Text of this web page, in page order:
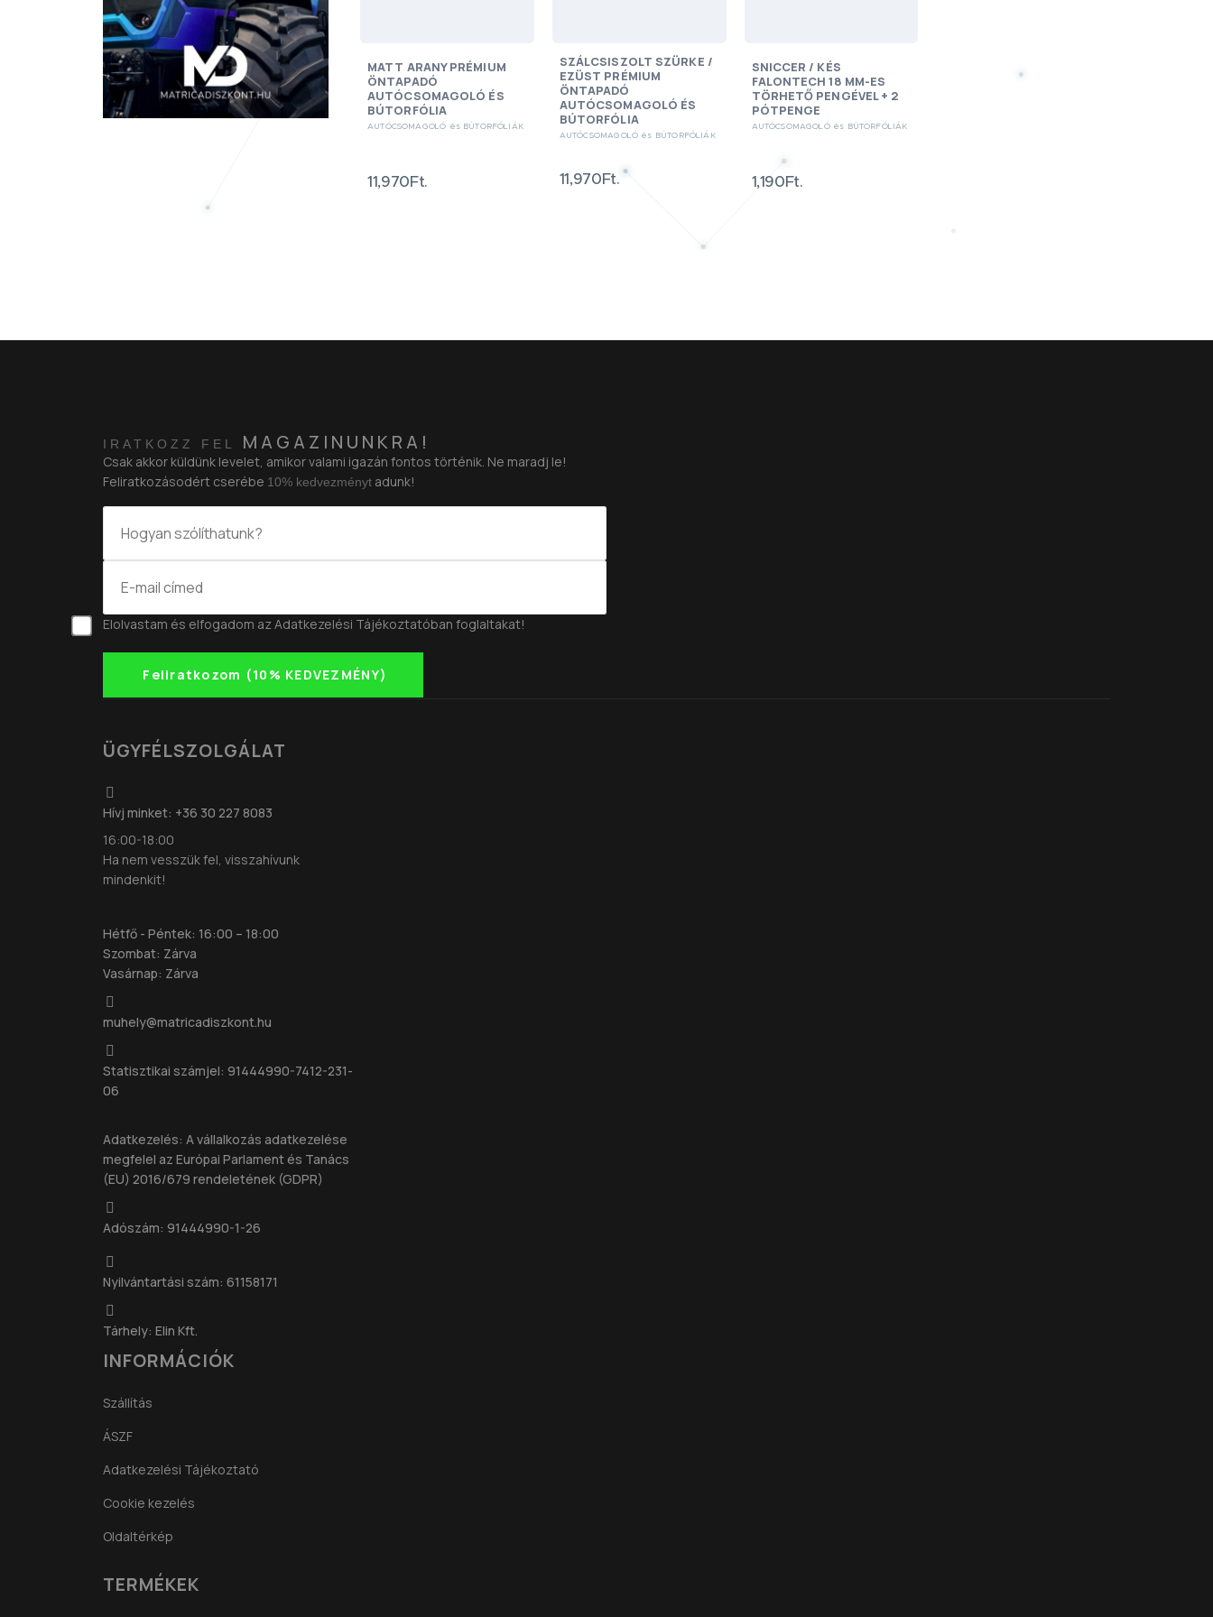
MATT ARANY PRÉMIUM
ÖNTAPADÓ
AUTÓCSOMAGOLÓ ÉS
BÚTORFÓLIA
AUTÓCSOMAGOLÓ és BÚTORFÓLIÁK
11,970Ft.
SZÁLCSISZOLT SZÜRKE /
EZÜST PRÉMIUM
ÖNTAPADÓ
AUTÓCSOMAGOLÓ ÉS
BÚTORFÓLIA
AUTÓCSOMAGOLÓ és BÚTORFÓLIÁK
11,970Ft.
SNICCER / KÉS
FALONTECH 18 MM-ES
TÖRHETŐ PENGÉVEL + 2
PÓTPENGE
AUTÓCSOMAGOLÓ és BÚTORFÓLIÁK
1,190Ft.
IRATKOZZ FEL MAGAZINUNKRA!
Csak akkor küldünk levelet, amikor valami igazán fontos történik. Ne maradj le!
Feliratkozásodért cserébe 10% kedvezményt adunk!
Elolvastam és elfogadom az Adatkezelési Tájékoztatóban foglaltakat!
Feliratkozom (10% KEDVEZMÉNY)
ÜGYFÉLSZOLGÁLAT
Hívj minket: +36 30 227 8083
16:00-18:00
Ha nem vesszük fel, visszahívunk
mindenkit!
Hétfő - Péntek: 16:00 – 18:00
Szombat: Zárva
Vasárnap: Zárva
muhely@matricadiszkont.hu
Statisztikai számjel: 91444990-7412-231-
06
Adatkezelés: A vállalkozás adatkezelése
megfelel az Európai Parlament és Tanács
(EU) 2016/679 rendeletének (GDPR)
Adószám: 91444990-1-26
Nyilvántartási szám: 61158171
Tárhely: Elin Kft.
INFORMÁCIÓK
Szállítás
ÁSZF
Adatkezelési Tájékoztató
Cookie kezelés
Oldaltérkép
TERMÉKEK